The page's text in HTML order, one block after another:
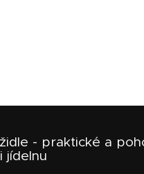
- praktické a
jídelnu